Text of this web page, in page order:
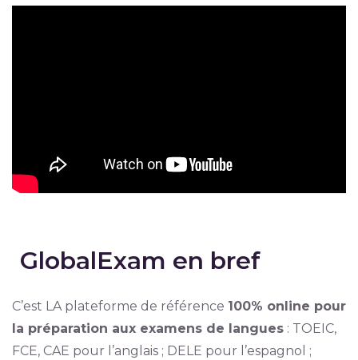
GlobalExam en bref
C’est LA plateforme de référence 100% online pour
la préparation aux examens de langues: TOEIC,
FCE, CAE pour l’anglais ; DELE pour l’espagnol ;